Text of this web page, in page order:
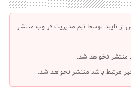
تایید توسط تیم مدیریت در وب منتشر
منتشر نخواهد شد.
غیر مرتبط باشد منتشر نخواهد شد.